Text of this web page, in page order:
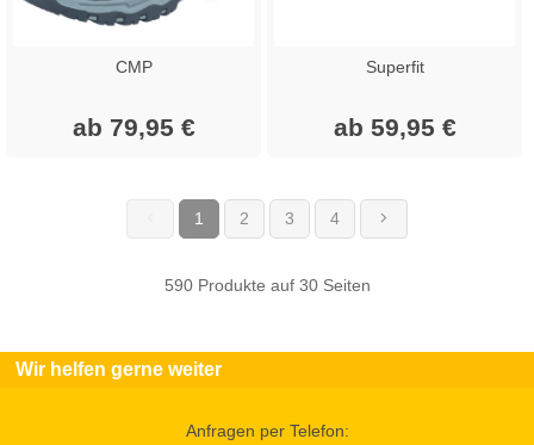
CMP
ab 79,95 €
Superfit
ab 59,95 €
1 (current)
2 3 4
590 Produkte auf 30 Seiten
Wir helfen gerne weiter
Anfragen per Telefon: